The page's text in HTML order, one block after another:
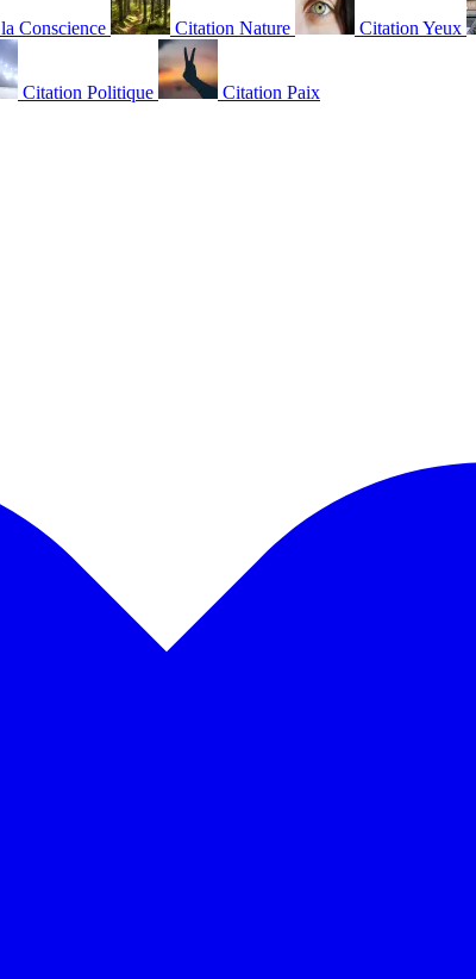
Conscience Citation Nature Citation Yeux
Citation Politique Citation Paix